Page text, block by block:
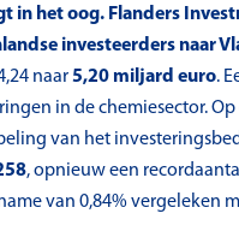
in het oog. Flanders
investeerders naar
naar5,20 miljard euro.
in de chemiesector.
van het
, opnieuw een
van 0,84% vergeleken